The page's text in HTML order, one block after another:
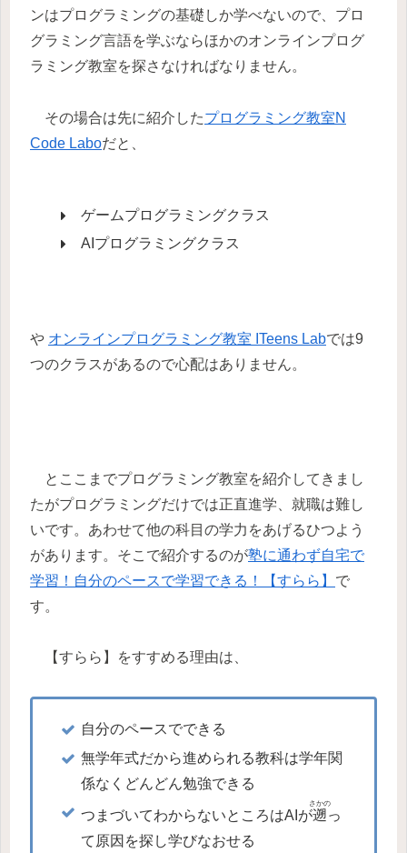
ンはプログラミングの基礎しか学べないので、プロ
グラミング言語を学ぶならほかのオンラインプログ
ラミング教室を探さなければなりません。
その場合は先に紹介したプログラミング教室N
Code Laboだと、
ゲームプログラミングクラス
AIプログラミングクラス
や オンラインプログラミング教室 ITeens Labでは9
つのクラスがあるので心配はありません。
とここまでプログラミング教室を紹介してきまし
たがプログラミングだけでは正直進学、就職は難し
いです。あわせて他の科目の学力をあげるひつよう
があります。そこで紹介するのが塾に通わず自宅で
学習！自分のペースで学習できる！【すらら】 で
す。
【すらら】をすすめる理由は、
自分のペースでできる
無学年式だから進められる教科は学年関
係なくどんどん勉強できる
つまづいてわからないところはAIが遡
さかの
っ
て原因を探し学びなおせる